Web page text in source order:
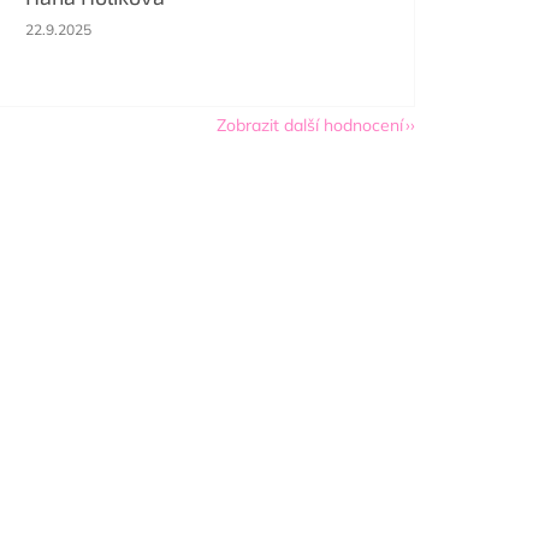
Hodnocení obchodu je 5 z 5 hvězdiček.
22.9.2025
Zobrazit další hodnocení